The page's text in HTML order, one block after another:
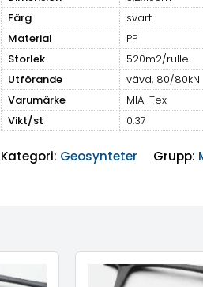
Färg
svart
Material
PP
Storlek
520m2/rulle
Utförande
vävd, 80/80kN
Varumärke
MIA-Tex
Vikt/st
0.37
Kategori: Geosynteter Grupp: